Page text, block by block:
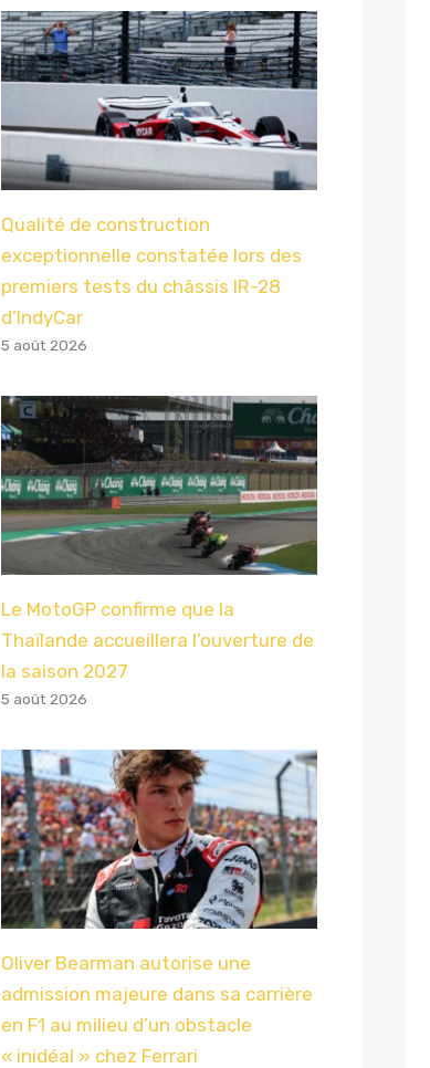
Qualité de construction
exceptionnelle constatée lors des
premiers tests du châssis IR-28
d’IndyCar
5 août 2026
Le MotoGP confirme que la
Thaïlande accueillera l’ouverture de
la saison 2027
5 août 2026
Oliver Bearman autorise une
admission majeure dans sa carrière
en F1 au milieu d’un obstacle
« inidéal » chez Ferrari